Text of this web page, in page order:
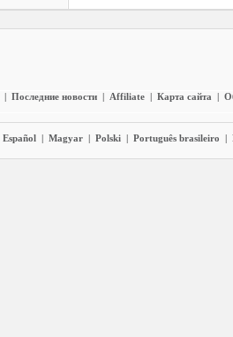
| Последние новости | Affiliate | Карта сайта |
Español | Magyar | Polski | Português brasileiro |